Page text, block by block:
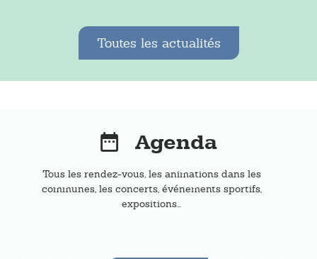
Toutes les actualités
Agenda
Tous les rendez-vous, les animations dans les
communes, les concerts, événements sportifs,
expositions...